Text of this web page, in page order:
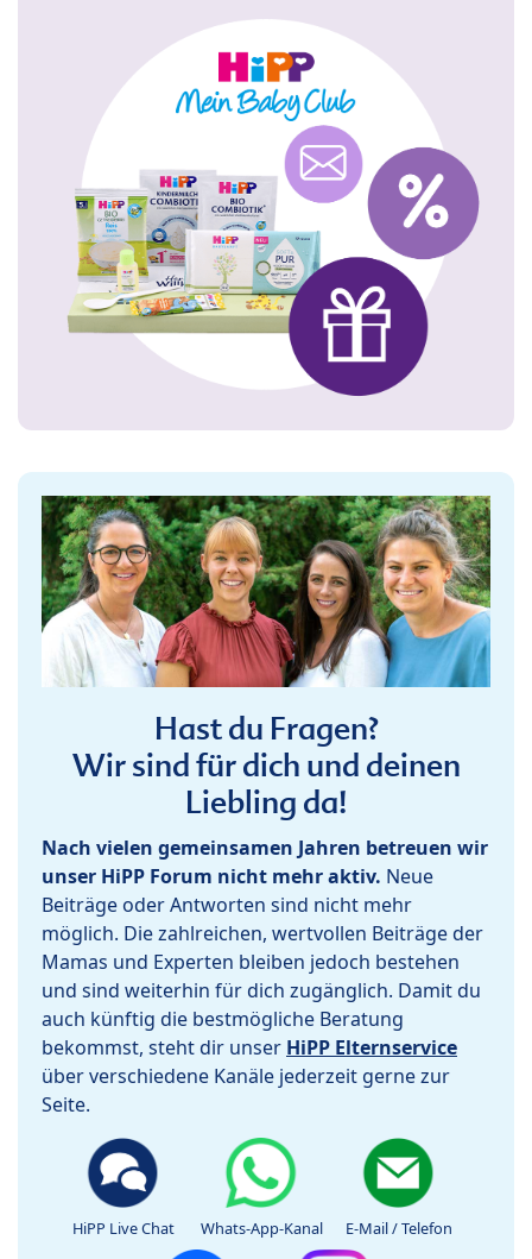
Hast du Fragen?
Wir sind für dich und deinen
Liebling da!
Nach vielen gemeinsamen Jahren betreuen wir
unser HiPP Forum nicht mehr aktiv. Neue
Beiträge oder Antworten sind nicht mehr
möglich. Die zahlreichen, wertvollen Beiträge der
Mamas und Experten bleiben jedoch bestehen
und sind weiterhin für dich zugänglich. Damit du
auch künftig die bestmögliche Beratung
bekommst, steht dir unser HiPP Elternservice
über verschiedene Kanäle jederzeit gerne zur
Seite.
HiPP Live Chat Whats-App-Kanal E-Mail / Telefon